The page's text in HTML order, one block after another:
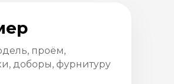
проём,
доборы, фурнитуру